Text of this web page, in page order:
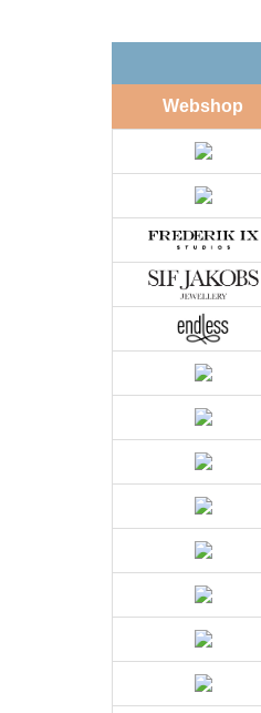
Webshop